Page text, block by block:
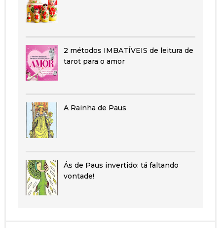
2 métodos IMBATÍVEIS de leitura de
tarot para o amor
A Rainha de Paus
Ás de Paus invertido: tá faltando
vontade!